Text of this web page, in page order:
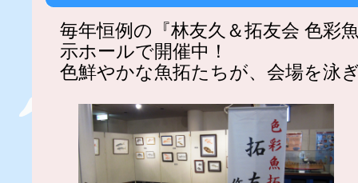
毎年恒例の『林友久＆拓友会 色彩
示ホールで開催中！
色鮮やかな魚拓たちが、会場を泳